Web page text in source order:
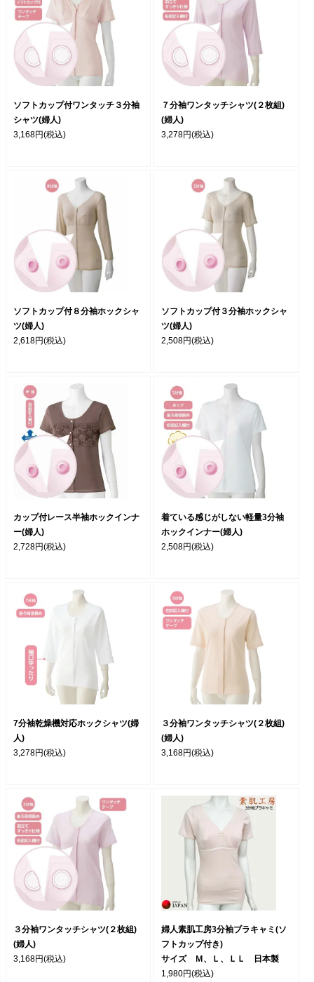
ソフトカップ付ワンタッチ３分袖
シャツ(婦人)
3,168円(税込)
７分袖ワンタッチシャツ(２枚組)
(婦人)
3,278円(税込)
ソフトカップ付８分袖ホックシャ
ツ(婦人)
2,618円(税込)
ソフトカップ付３分袖ホックシャ
ツ(婦人)
2,508円(税込)
カップ付レース半袖ホックインナ
ー(婦人)
2,728円(税込)
着ている感じがしない軽量3分袖
ホックインナー(婦人)
2,508円(税込)
7分袖乾燥機対応ホックシャツ(婦
人)
3,278円(税込)
３分袖ワンタッチシャツ(２枚組)
(婦人)
3,168円(税込)
３分袖ワンタッチシャツ(２枚組)
(婦人)
3,168円(税込)
婦人素肌工房3分袖ブラキャミ(ソ
フトカップ付き)
サイズ Ｍ、Ｌ、ＬＬ 日本製
1,980円(税込)